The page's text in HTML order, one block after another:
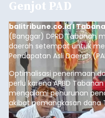
Genjot PAD
balitribune.co.id I
(Banggar) DPRD Tabanan
daerah setempat untuk
Pendapatan Asli Daerah
anggaran 2027.
Optimalisasi penerimaan
perlu karena APBD
mengalami penurunan
akibat pemangkasan dana
Daerah (TKD) dari